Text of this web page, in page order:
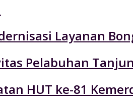
Layanan
Pelabuhan
HUT ke-81